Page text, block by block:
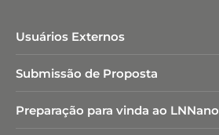
Usuários Externos
Submissão de Proposta
Preparação para vinda ao LNNano